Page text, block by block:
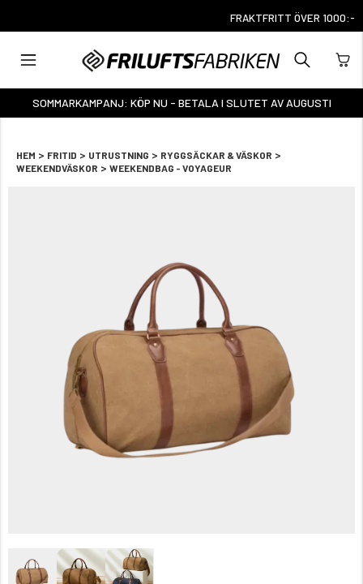
FRAKTFRITT ÖVER 1000:-
SOMMARKAMPANJ: KÖP NU - BETALA I SLUTET AV AUGUSTI
HEM > FRITID > UTRUSTNING > RYGGSÄCKAR & VÄSKOR >
WEEKENDVÄSKOR > WEEKENDBAG - VOYAGEUR